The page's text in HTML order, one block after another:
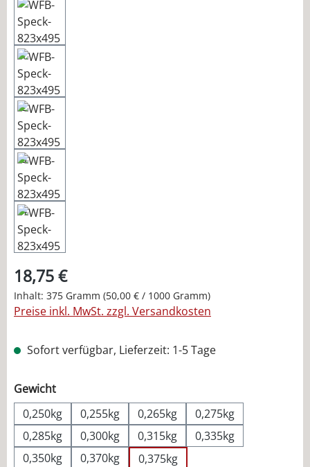
18,75 €
Inhalt: 375 Gramm (50,00 € / 1000 Gramm)
Preise inkl. MwSt. zzgl. Versandkosten
Sofort verfügbar, Lieferzeit: 1-5 Tage
Gewichtauswählen
0,250kg
0,255kg 0,265kg
0,275kg
0,285kg
0,300kg 0,315kg
0,335kg
0,350kg
0,370kg 0,375kg